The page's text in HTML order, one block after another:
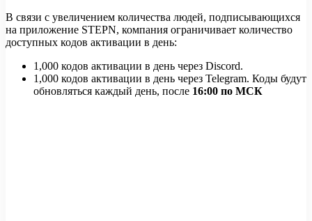
В связи с увеличением количества людей, подписывающихся
на приложение STEPN, компания ограничивает количество
доступных кодов активации в день:
1,000 кодов активации в день через Discord.
1,000 кодов активации в день через Telegram. Коды будут
обновляться каждый день, после 16:00 по МСК